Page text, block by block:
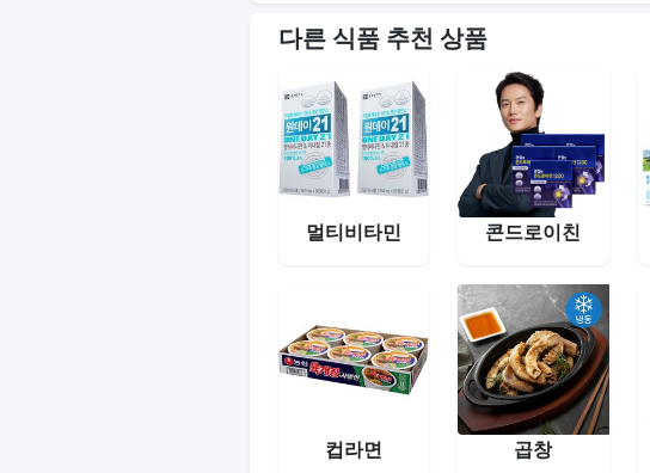
다른 식품 추천 상품
멀티비타민 콘드로이친
컵라면 곱창